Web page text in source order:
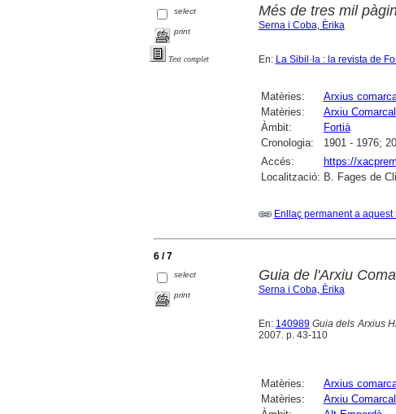
select
print
Text complet
Més de tres mil
Serna i Coba, Èrika
En: La Sibil·la : la revista de
Matèries: Arxius
Matèries:
Arxiu
Àmbit:
Fortià
Cronologia:
1901 - 1976;
Accés:
https://
Localització: B. Fages de
Enllaç permanent a aquest
6 / 7
select
print
Guia de l'Arxiu
Serna i Coba, Èrika
En: 140989 Guia dels Arxius
2007. p. 43-110
Matèries: Arxius
Matèries:
Arxiu